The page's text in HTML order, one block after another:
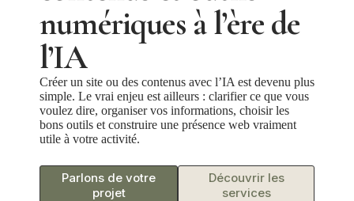
numériques à l’ère de
l’IA
Créer un site ou des contenus avec l’IA est devenu plus
simple. Le vrai enjeu est ailleurs : clarifier ce que vous
voulez dire, organiser vos informations, choisir les
bons outils et construire une présence web vraiment
utile à votre activité.
Parlons de votre
projet
Découvrir les
services